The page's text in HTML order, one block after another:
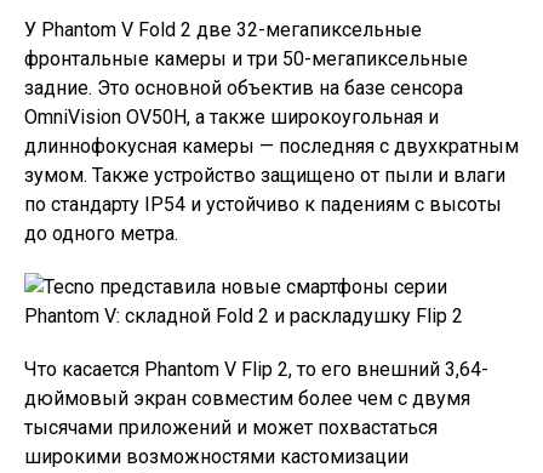
У Phantom V Fold 2 две 32-мегапиксельные
фронтальные камеры и три 50-мегапиксельные
задние. Это основной объектив на базе сенсора
OmniVision OV50H, а также широкоугольная и
длиннофокусная камеры — последняя с двухкратным
зумом. Также устройство защищено от пыли и влаги
по стандарту IP54 и устойчиво к падениям с высоты
до одного метра.
Что касается Phantom V Flip 2, то его внешний 3,64-
дюймовый экран совместим более чем с двумя
тысячами приложений и может похвастаться
широкими возможностями кастомизации